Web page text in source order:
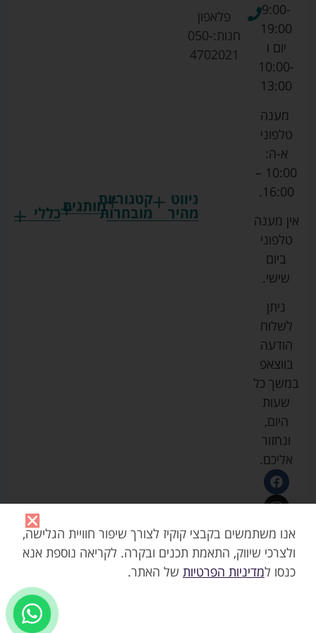
ניווט
מהיר
קטגוריות
מובחרותמותגים
גרקו
כללי
פלאפון
חנות:050-
4702021
9:00-
19:00
יום ו
10:00-
13:00
מענה
טלפוני
א-ה:
10:00 –
16:00.
אין מענה
טלפוני
ביום
שישי.
ניתן
לשלוח
הודעה
בווצאפ
במשך כל
שעות
היום,
ונחזור
אליכם.
אנו משתמשים בקבצי קוקיז לצורך שיפור חוויית הגלישה,
ולצרכי שיווק, התאמת תכנים ובקרה. לקריאה נוספת אנא
כנסו למדיניות הפרטיות של האתר.